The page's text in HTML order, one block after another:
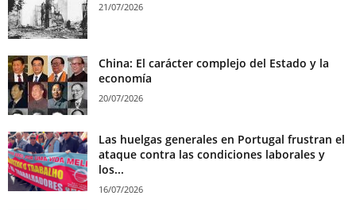
21/07/2026
China: El carácter complejo del Estado y la
economía
20/07/2026
Las huelgas generales en Portugal frustran el
ataque contra las condiciones laborales y
los...
16/07/2026